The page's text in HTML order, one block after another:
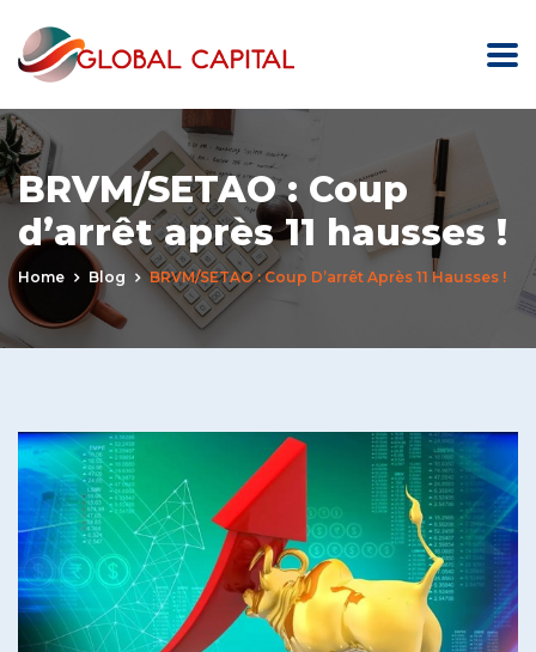
BRVM/SETAO : Coup
d’arrêt après 11 hausses !
Home Blog BRVM/SETAO : Coup D’arrêt Après 11 Hausses !